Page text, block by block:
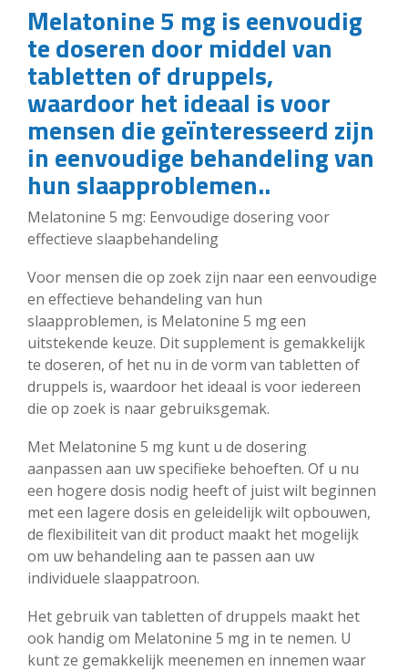
Melatonine 5 mg is eenvoudig
te doseren door middel van
tabletten of druppels,
waardoor het ideaal is voor
mensen die geïnteresseerd zijn
in eenvoudige behandeling van
hun slaapproblemen..
Melatonine 5 mg: Eenvoudige dosering voor
effectieve slaapbehandeling
Voor mensen die op zoek zijn naar een eenvoudige
en effectieve behandeling van hun
slaapproblemen, is Melatonine 5 mg een
uitstekende keuze. Dit supplement is gemakkelijk
te doseren, of het nu in de vorm van tabletten of
druppels is, waardoor het ideaal is voor iedereen
die op zoek is naar gebruiksgemak.
Met Melatonine 5 mg kunt u de dosering
aanpassen aan uw specifieke behoeften. Of u nu
een hogere dosis nodig heeft of juist wilt beginnen
met een lagere dosis en geleidelijk wilt opbouwen,
de flexibiliteit van dit product maakt het mogelijk
om uw behandeling aan te passen aan uw
individuele slaappatroon.
Het gebruik van tabletten of druppels maakt het
ook handig om Melatonine 5 mg in te nemen. U
kunt ze gemakkelijk meenemen en innemen waar